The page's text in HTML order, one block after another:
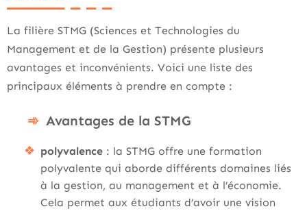
La filière STMG (Sciences et Technologies du
Management et de la Gestion) présente plusieurs
avantages et inconvénients. Voici une liste des
principaux éléments à prendre en compte :
Avantages de la STMG
polyvalence : la STMG offre une formation
polyvalente qui aborde différents domaines liés
à la gestion, au management et à l’économie.
Cela permet aux étudiants d’avoir une vision